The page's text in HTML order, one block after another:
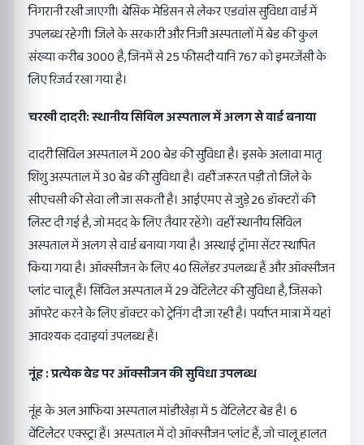
निगरानी रखी जाएगी। बेसिक मेडिसन से लेकर एडवांस सुविधा वार्ड में
उपलब्ध रहेगी। जिले के सरकारी और निजी अस्पतालों में बेड की कुल
संख्या करीब 3000 है, जिनमें से 25 फीसदी यानि 767 को इमरजेंसी के
लिए रिजर्व रखा गया है।
चरखी दादरी: स्थानीय सिविल अस्पताल में अलग से वार्ड बनाया
दादरी सिविल अस्पताल में 200 बेड की सुविधा है। इसके अलावा मातृ
शिशु अस्पताल में 30 बेड की सुविधा है। वहीं जरूरत पड़ी तो जिले के
सीएचसी की सेवा ली जा सकती है। आईएमए से जुड़े 26 डॉक्टरों की
लिस्ट दी गई है, जो मदद के लिए तैयार रहेंगे। वहीं स्थानीय सिविल
अस्पताल में अलग से वार्ड बनाया गया है। अस्थाई ट्रॉमा सेंटर स्थापित
किया गया है। ऑक्सीजन के लिए 40 सिलेंडर उपलब्ध हैं और ऑक्सीजन
प्लांट चालू हैं। सिविल अस्पताल में 29 वेंटिलेटर की सुविधा है, जिसको
ऑपरेट करने के लिए डॉक्टर को ट्रेनिंग दी जा रही है। पर्याप्त मात्रा में यहां
आवश्यक दवाइयां उपलब्ध हैं।
नूंह : प्रत्येक बेड पर ऑक्सीजन की सुविधा उपलब्ध
नूंह के अल आफिया अस्पताल मांडीखेड़ा में 5 वेंटिलेटर बेड है। 6
वेंटिलेटर एक्स्ट्रा हैं। अस्पताल में दो ऑक्सीजन प्लांट हैं, जो चालू हालत